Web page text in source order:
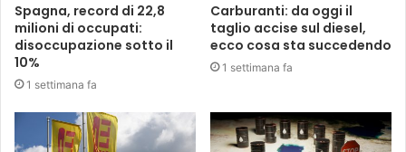
Spagna, record di 22,8
milioni di occupati:
disoccupazione sotto il
10%
1 settimana fa
Carburanti: da oggi il
taglio accise sul diesel,
ecco cosa sta succedendo
1 settimana fa